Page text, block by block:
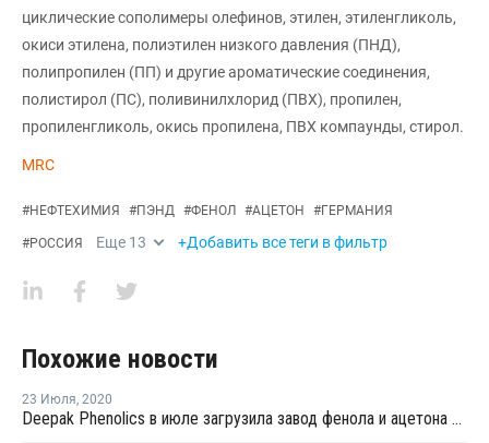
циклические сополимеры олефинов, этилен, этиленгликоль,
окиси этилена, полиэтилен низкого давления (ПНД),
полипропилен (ПП) и другие ароматические соединения,
полистирол (ПС), поливинилхлорид (ПВХ), пропилен,
пропиленгликоль, окись пропилена, ПВХ компаунды, стирол.
MRC
#НЕФТЕХИМИЯ #ПЭНД #ФЕНОЛ #АЦЕТОН #ГЕРМАНИЯ
#РОССИЯ Еще 13 +Добавить все теги в фильтр
Похожие новости
23 Июля, 2020
Deepak Phenolics в июле загрузила завод фенола и ацетона в Дахеи более чем на 100%